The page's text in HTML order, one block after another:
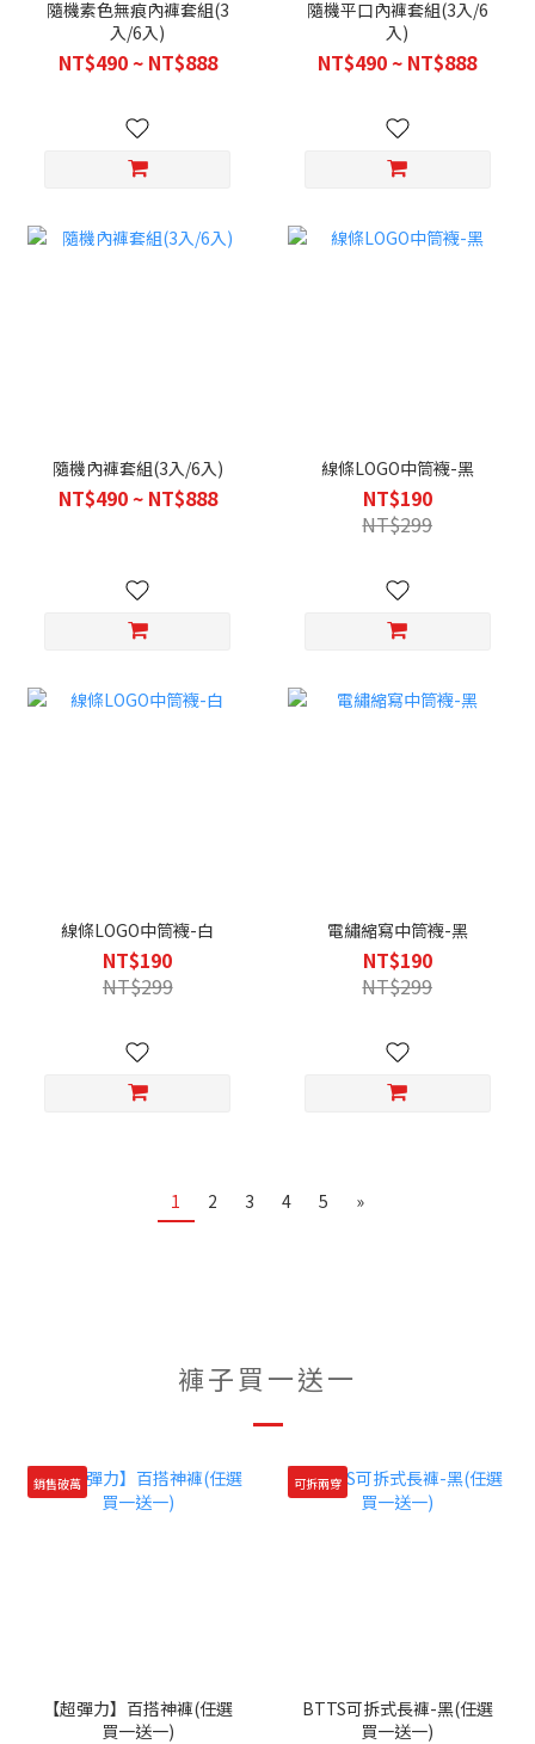
隨機素色無痕內褲套組(3
入/6入)
NT$490 ~ NT$888
隨機平口內褲套組(3入/6
入)
NT$490 ~ NT$888
隨機內褲套組(3入/6入)
NT$490 ~ NT$888
線條LOGO中筒襪-黑
NT$190
NT$299
線條LOGO中筒襪-白
NT$190
NT$299
電繡縮寫中筒襪-黑
NT$190
NT$299
1 2 3 4 5 »
褲子買一送一
銷售破萬
【超彈力】百搭神褲(任選
買一送一)
可拆兩穿
BTTS可拆式長褲-黑(任選
買一送一)